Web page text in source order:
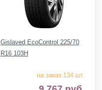
Gislaved EcoControl 225/70
R16 103H
на заказ 134 шт.